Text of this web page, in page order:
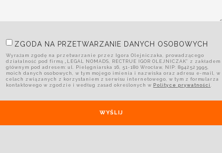
ZGODA NA PRZETWARZANIE DANYCH OSOBOWYCH
Wyrażam zgodę na przetwarzanie przez Igora Olejniczaka, prowadzącego
działalność pod firmą „LEGAL NOMADS, RECTRUE IGOR OLEJNICZAK” z zakładem
głównym pod adresem: ul. Pielęgniarska 16, 51-180 Wrocław, NIP: 8942523995,
moich danych osobowych, w tym mojego imienia i nazwiska oraz adresu e-mail, w
celach związanych z korzystaniem z serwisu internetowego, w tym z formularza
kontaktowego w zgodzie i według zasad określonych w Polityce prywatności .